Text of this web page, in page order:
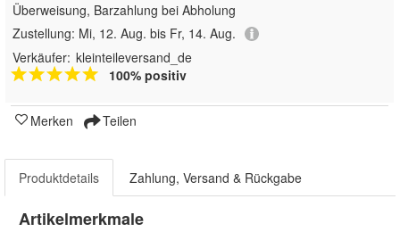
Überweisung, Barzahlung bei Abholung
Zustellung: Mi, 12. Aug. bis Fr, 14. Aug.
Verkäufer: kleinteileversand_de
100% positiv
Merken Teilen
Produktdetails Zahlung, Versand & Rückgabe
Artikelmerkmale